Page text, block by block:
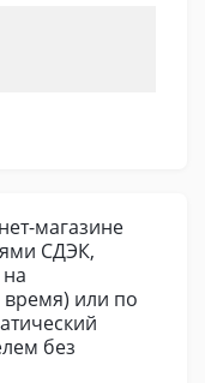
магазине
СДЭК,
или по
без